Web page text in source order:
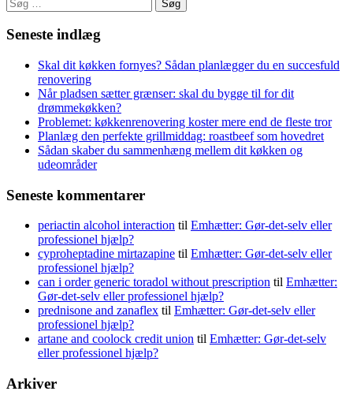
efter:
Seneste indlæg
Skal dit køkken fornyes? Sådan planlægger du en succesfuld
renovering
Når pladsen sætter grænser: skal du bygge til for dit
drømmekøkken?
Problemet: køkkenrenovering koster mere end de fleste tror
Planlæg den perfekte grillmiddag: roastbeef som hovedret
Sådan skaber du sammenhæng mellem dit køkken og
udeområder
Seneste kommentarer
periactin alcohol interaction til Emhætter: Gør-det-selv eller
professionel hjælp?
cyproheptadine mirtazapine til Emhætter: Gør-det-selv eller
professionel hjælp?
can i order generic toradol without prescription til Emhætter:
Gør-det-selv eller professionel hjælp?
prednisone and zanaflex til Emhætter: Gør-det-selv eller
professionel hjælp?
artane and coolock credit union til Emhætter: Gør-det-selv
eller professionel hjælp?
Arkiver